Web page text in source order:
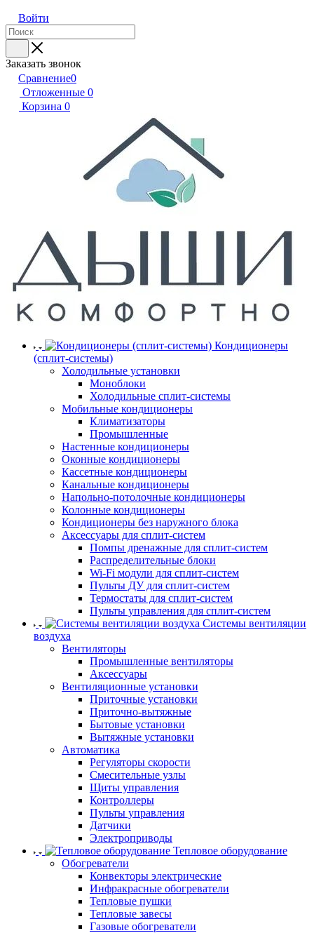
Войти
Заказать звонок
Сравнение0
Отложенные 0
Корзина 0
Кондиционеры
(сплит-системы)
Холодильные установки
Моноблоки
Холодильные сплит-системы
Мобильные кондиционеры
Климатизаторы
Промышленные
Настенные кондиционеры
Оконные кондиционеры
Кассетные кондиционеры
Канальные кондиционеры
Напольно-потолочные кондиционеры
Колонные кондиционеры
Кондиционеры без наружного блока
Аксессуары для сплит-систем
Помпы дренажные для сплит-систем
Распределительные блоки
Wi-Fi модули для сплит-систем
Пульты ДУ для сплит-систем
Термостаты для сплит-систем
Пульты управления для сплит-систем
Системы вентиляции
воздуха
Вентиляторы
Промышленные вентиляторы
Аксессуары
Вентиляционные установки
Приточные установки
Приточно-вытяжные
Бытовые установки
Вытяжные установки
Автоматика
Регуляторы скорости
Смесительные узлы
Щиты управления
Контроллеры
Пульты управления
Датчики
Электроприводы
Тепловое оборудование
Обогреватели
Конвекторы электрические
Инфракрасные обогреватели
Тепловые пушки
Тепловые завесы
Газовые обогреватели